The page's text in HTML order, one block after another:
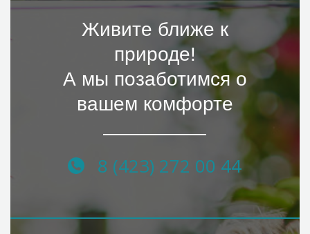
Живите ближе к
природе!
А мы позаботимся о
вашем комфорте
8 (423) 272 00 44